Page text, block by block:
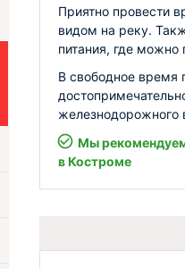
Приятно провести
видом на реку.
питания, где можно
В свободное время
железнодорожного
Мы
в Костроме